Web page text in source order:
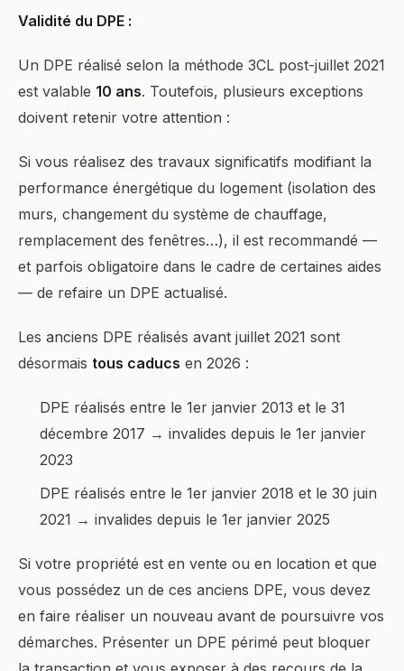
Validité du DPE :
Un DPE réalisé selon la méthode 3CL post-juillet 2021
est valable 10 ans. Toutefois, plusieurs exceptions
doivent retenir votre attention :
Si vous réalisez des travaux significatifs modifiant la
performance énergétique du logement (isolation des
murs, changement du système de chauffage,
remplacement des fenêtres…), il est recommandé —
et parfois obligatoire dans le cadre de certaines aides
— de refaire un DPE actualisé.
Les anciens DPE réalisés avant juillet 2021 sont
désormais tous caducs en 2026 :
DPE réalisés entre le 1er janvier 2013 et le 31
décembre 2017 → invalides depuis le 1er janvier
2023
DPE réalisés entre le 1er janvier 2018 et le 30 juin
2021 → invalides depuis le 1er janvier 2025
Si votre propriété est en vente ou en location et que
vous possédez un de ces anciens DPE, vous devez
en faire réaliser un nouveau avant de poursuivre vos
démarches. Présenter un DPE périmé peut bloquer